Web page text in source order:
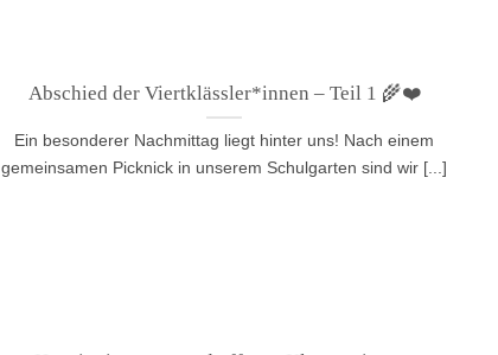
Abschied der Viertklässler*innen – Teil 1 🌾❤️
Ein besonderer Nachmittag liegt hinter uns! Nach einem
gemeinsamen Picknick in unserem Schulgarten sind wir [...]